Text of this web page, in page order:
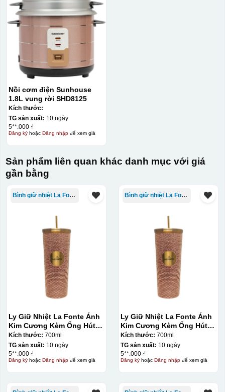
Nồi cơm điện Sunhouse
1.8L vung rời SHD8125
Kích thước:
TG sản xuất: 10 ngày
5**.000 ₫
Đăng kýhoặc Đăng nhậpđể xem giá
Sản phẩm liên quan khác danh mục với giá
gần bằng
Bình giữ nhiệt La Fonte
Ly Giữ Nhiệt La Fonte Ánh
Kim Cương Kèm Ống Hút-
700 ml-014687-GOL
Kích thước: 700ml
TG sản xuất: 10 ngày
5**.000 ₫
Đăng kýhoặc Đăng nhậpđể xem giá
Bình giữ nhiệt La Fonte
Ly Giữ Nhiệt La Fonte Ánh
Kim Cương Kèm Ống Hút-
700 ml-014687-GOL
Kích thước: 700ml
TG sản xuất: 10 ngày
5**.000 ₫
Đăng kýhoặc Đăng nhậpđể xem giá